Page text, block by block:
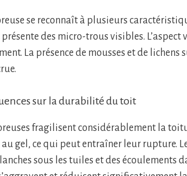
se reconnaît à plusieurs
des micro-trous visibles.
La présence de mousses et de
sur la durabilité du toit
fragilisent considérablement la
gel, ce qui peut entraîner leur rupture.
sous les tuiles et des écoulements